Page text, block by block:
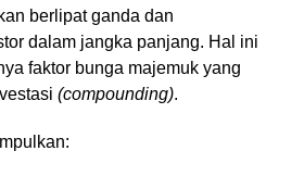
berlipat ganda dan
dalam jangka panjang. Hal ini
faktor bunga majemuk yang
(compounding).